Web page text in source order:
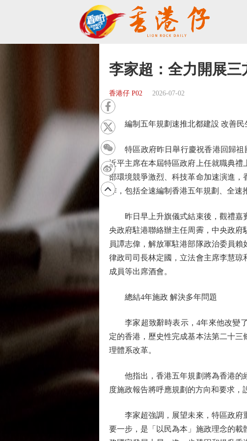
李家超：全力開展三
香港仔 P02 2026-07-02
編制五年規劃速推北都建設 改善民
特區政府昨日舉行慶祝香港回歸祖國
近平主席在本屆特區政府上任就職典
部環境競爭激烈、科技革命加速演進
作，包括全速編制香港五年規劃、全速
昨日早上升旗儀式結束後，觀禮嘉賓
央政府駐港聯絡辦主任周霽，中央政
員譚志偉，解放軍駐港部隊政治委員
律政司司長林定國，立法會主席李慧
成員等出席酒會。
總結4年施政 解決多年問題
李家超致辭時表示，4年來他改變了
定的香港，歷史性完成基本法第二十
理體系改革。
他指出，香港五年規劃將為香港的
度施政報告將呼應規劃的方向和要求，
李家超強調，展望未來，特區政府
要一步，是「以民為本」施政理念的